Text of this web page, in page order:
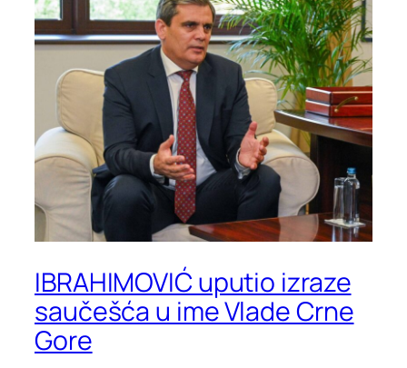
IBRAHIMOVIĆ uputio izraze
saučešća u ime Vlade Crne
Gore